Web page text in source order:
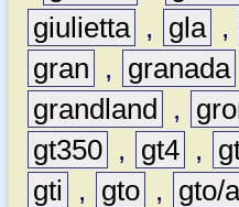
giulietta , gla ,
gran
, granada
grandland
,
gt350 , gt4 ,
gti
, gto , gto/